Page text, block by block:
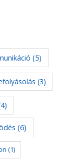
(5)
(3)
(6)
(1)